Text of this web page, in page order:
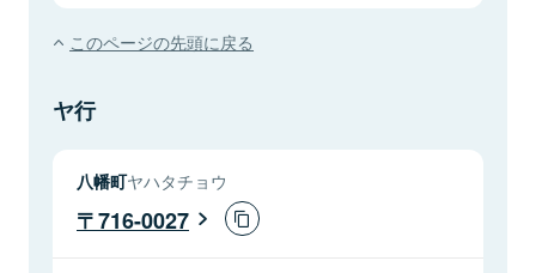
このページの先頭に戻る
ヤ行
八幡町ヤハタチョウ
716-0027